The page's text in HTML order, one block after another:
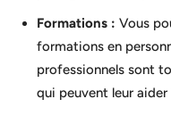
Formations :Vous
formations en
professionnels sont
qui peuvent leur